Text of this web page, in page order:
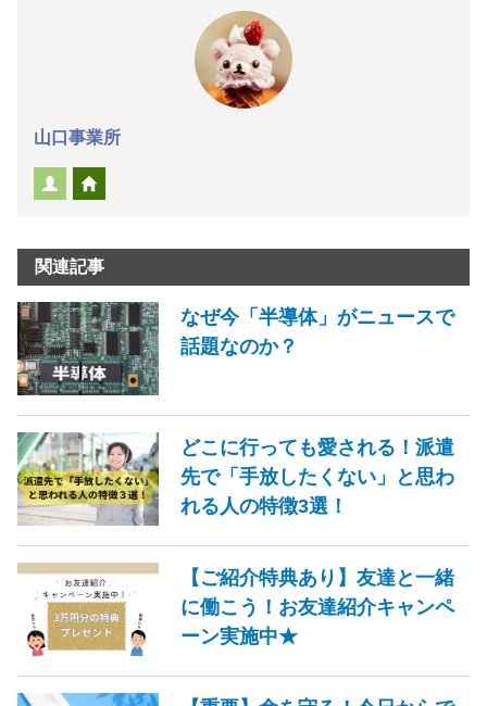
山口事業所
関連記事
なぜ今「半導体」がニュースで
話題なのか？
どこに行っても愛される！派遣
先で「手放したくない」と思わ
れる人の特徴3選！
【ご紹介特典あり】友達と一緒
に働こう！お友達紹介キャンペ
ーン実施中★